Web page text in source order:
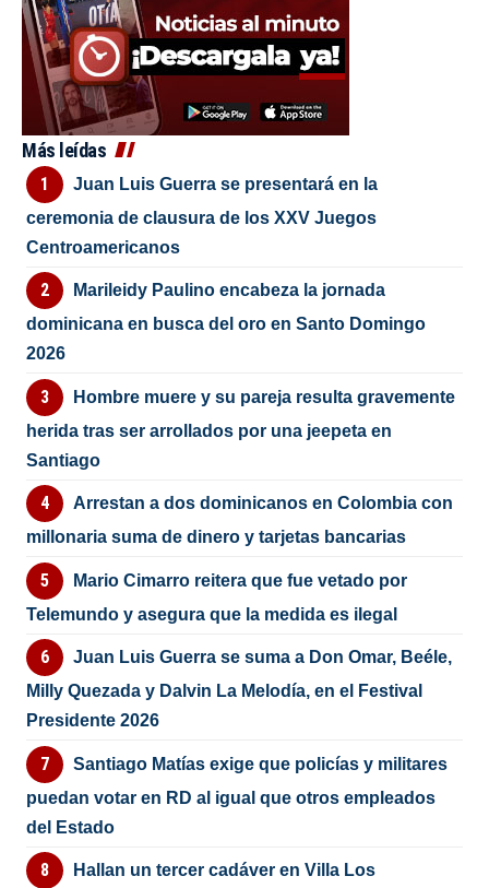
Más leídas
Juan Luis Guerra se presentará en la
ceremonia de clausura de los XXV Juegos
Centroamericanos
Marileidy Paulino encabeza la jornada
dominicana en busca del oro en Santo Domingo
2026
Hombre muere y su pareja resulta gravemente
herida tras ser arrollados por una jeepeta en
Santiago
Arrestan a dos dominicanos en Colombia con
millonaria suma de dinero y tarjetas bancarias
Mario Cimarro reitera que fue vetado por
Telemundo y asegura que la medida es ilegal
Juan Luis Guerra se suma a Don Omar, Beéle,
Milly Quezada y Dalvin La Melodía, en el Festival
Presidente 2026
Santiago Matías exige que policías y militares
puedan votar en RD al igual que otros empleados
del Estado
Hallan un tercer cadáver en Villa Los